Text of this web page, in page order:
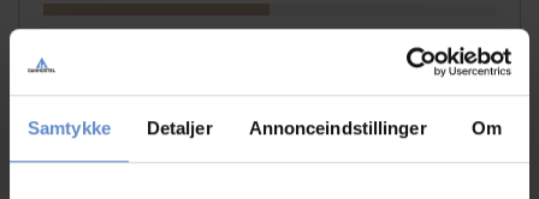
Samtykke Detaljer Annonceindstillinger Om
8,76 out of 10
Cleanliness 9,06 out of 10